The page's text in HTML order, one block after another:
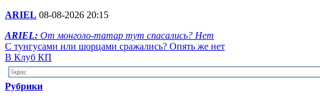
ARIEL 08-08-2026 20:15
ARIEL: От монголо-татар тут спасались? Нет
С тунгусами или шорцами сражались? Опять же нет
В Клуб КП
Рубрики